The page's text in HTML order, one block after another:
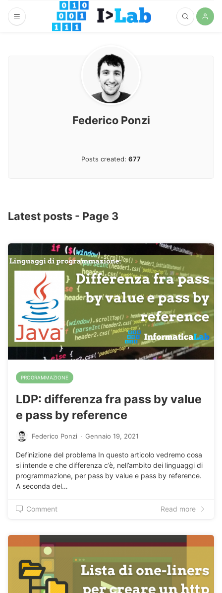
Federico Ponzi
Posts created: 677
Latest posts - Page 3
PROGRAMMAZIONE
LDP: differenza fra pass by value
e pass by reference
Federico Ponzi · Gennaio 19, 2021
Definizione del problema In questo articolo vedremo cosa
si intende e che differenza c’è, nell’ambito dei linguaggi di
programmazione, per pass by value e pass by reference.
A seconda del…
Comment Read more